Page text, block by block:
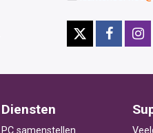
Diensten